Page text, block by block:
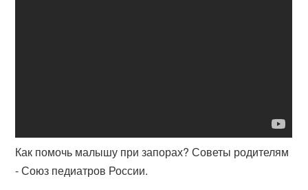
Как помочь малышу при запорах? Советы родителям
- Союз педиатров России.